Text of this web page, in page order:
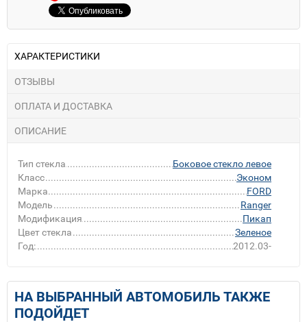
ХАРАКТЕРИСТИКИ
ОТЗЫВЫ
ОПЛАТА И ДОСТАВКА
ОПИСАНИЕ
Тип стекла
Боковое стекло левое
Класс
Эконом
Марка
FORD
Модель
Ranger
Модификация
Пикап
Цвет стекла
Зеленое
Год:
2012.03-
НА ВЫБРАННЫЙ АВТОМОБИЛЬ ТАКЖЕ
ПОДОЙДЕТ